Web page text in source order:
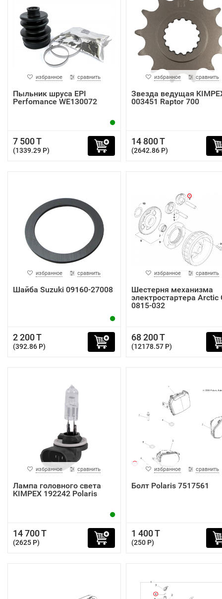
избранное сравнить
Пыльник шруса EPI
Perfomance WE130072
7 500 T
(1339.29 P)
избранное сравнить
Звезда ведущая
003451 Raptor 700
14 800 T
(2642.86 P)
избранное сравнить
Шайба Suzuki 09160-27008
2 200 T
(392.86 P)
избранное сравнить
Шестерня механизма
электростартера Arctic
0815-032
68 200 T
(12178.57 P)
избранное сравнить
Лампа головного света
KIMPEX 192242 Polaris
14 700 T
(2625 P)
избранное сравнить
Болт Polaris 7517561
1 400 T
(250 P)